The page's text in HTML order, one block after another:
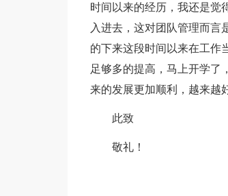
时间以来的经历，我还是觉
入进去，这对团队管理而言
的下来这段时间以来在工作
足够多的提高，马上开学了
来的发展更加顺利，越来越
此致
敬礼！